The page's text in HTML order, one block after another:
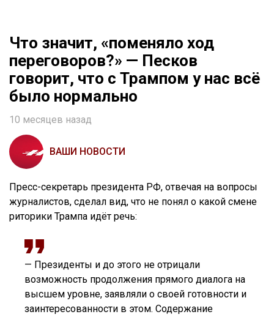
Что значит, «поменяло ход
переговоров?» — Песков
говорит, что с Трампом у нас всё
было нормально
10 месяцев назад
ВАШИ НОВОСТИ
Пресс-секретарь президента РФ, отвечая на вопросы
журналистов, сделал вид, что не понял о какой смене
риторики Трампа идёт речь:
— Президенты и до этого не отрицали
возможность продолжения прямого диалога на
высшем уровне, заявляли о своей готовности и
заинтересованности в этом. Содержание